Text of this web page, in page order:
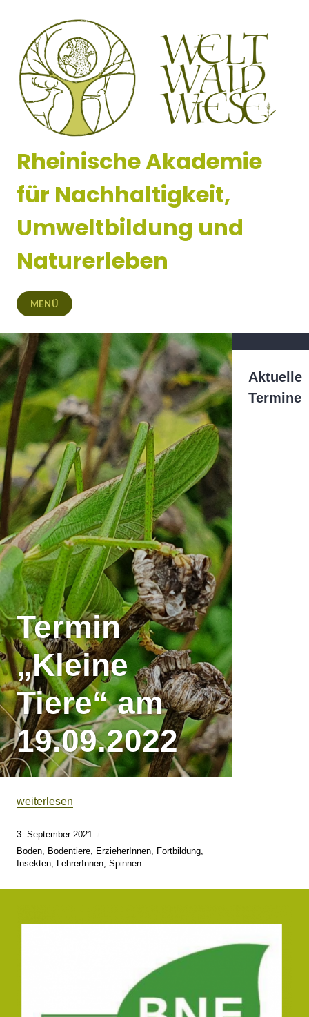
springen
Rheinische Akademie
für Nachhaltigkeit,
Umweltbildung und
Naturerleben
MENÜ
Termin
„Kleine
Tiere“ am
19.09.2022
„Termin „Kleine Tiere“ am 19.09.2022″
weiterlesen
3. September 2021
Boden Bodentiere ErzieherInnen Fortbildung
Insekten LehrerInnen Spinnen
Aktuelle
Termine